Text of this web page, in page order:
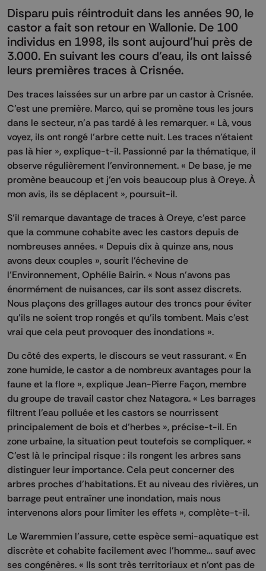
Disparu puis réintroduit dans les années 90, le
castor a fait son retour en Wallonie. De 100
individus en 1998, ils sont aujourd’hui près de
3.000. En suivant les cours d’eau, ils ont laissé
leurs premières traces à Crisnée.
Des traces laissées sur un arbre par un castor à Crisnée.
C’est une première. Marco, qui se promène tous les jours
dans le secteur, n’a pas tardé à les remarquer. « Là, vous
voyez, ils ont rongé l’arbre cette nuit. Les traces n’étaient
pas là hier », explique-t-il. Passionné par la thématique, il
observe régulièrement l’environnement. « De base, je me
promène beaucoup et j’en vois beaucoup plus à Oreye. À
mon avis, ils se déplacent », poursuit-il.
S’il remarque davantage de traces à Oreye, c’est parce
que la commune cohabite avec les castors depuis de
nombreuses années. « Depuis dix à quinze ans, nous
avons deux couples », sourit l’échevine de
l’Environnement, Ophélie Bairin. « Nous n’avons pas
énormément de nuisances, car ils sont assez discrets.
Nous plaçons des grillages autour des troncs pour éviter
qu’ils ne soient trop rongés et qu’ils tombent. Mais c’est
vrai que cela peut provoquer des inondations ».
Du côté des experts, le discours se veut rassurant. « En
zone humide, le castor a de nombreux avantages pour la
faune et la flore », explique Jean-Pierre Façon, membre
du groupe de travail castor chez Natagora. « Les barrages
filtrent l’eau polluée et les castors se nourrissent
principalement de bois et d’herbes », précise-t-il. En
zone urbaine, la situation peut toutefois se compliquer. «
C’est là le principal risque : ils rongent les arbres sans
distinguer leur importance. Cela peut concerner des
arbres proches d’habitations. Et au niveau des rivières, un
barrage peut entraîner une inondation, mais nous
intervenons alors pour limiter les effets », complète-t-il.
Le Waremmien l’assure, cette espèce semi-aquatique est
discrète et cohabite facilement avec l’homme… sauf avec
ses congénères. « Ils sont très territoriaux et n’ont pas de